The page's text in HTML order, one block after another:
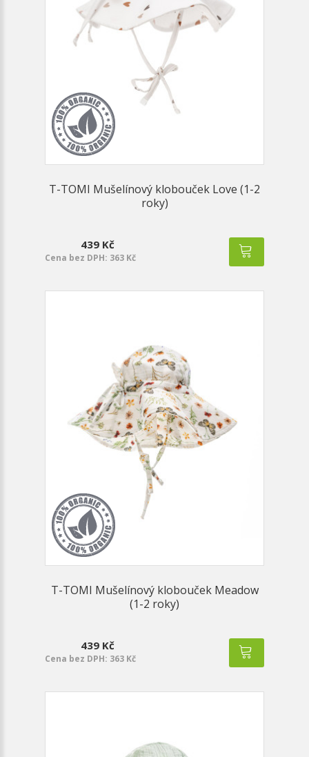
T-TOMI Mušelínový klobouček Love (1-2
roky)
439 Kč
Cena bez DPH: 363 Kč
T-TOMI Mušelínový klobouček Meadow
(1-2 roky)
439 Kč
Cena bez DPH: 363 Kč